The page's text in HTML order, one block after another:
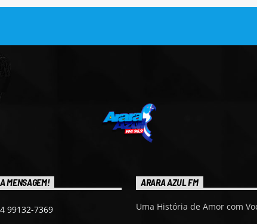
MENSAGEM!
99132-7369
ARARA AZUL FM
Uma História de Amor com